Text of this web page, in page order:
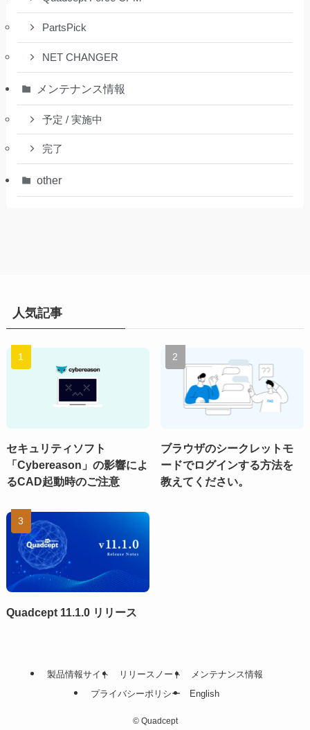
PartsPick
NET CHANGER
メンテナンス情報
予定 / 実施中
完了
other
人気記事
セキュリティソフト
「Cybereason」の影響によ
るCAD起動時のご注意
ブラウザのシークレットモ
ードでログインする方法を
教えてください。
Quadcept 11.1.0 リリース
製品情報サイト リリースノート
メンテナンス情報
プライバシーポリシー
English
©Quadcept